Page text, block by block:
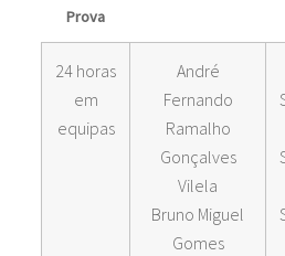
Prova
24 horas
em
equipas
André
Fernando
Ramalho
Gonçalves
Vilela
Bruno Miguel
Gomes